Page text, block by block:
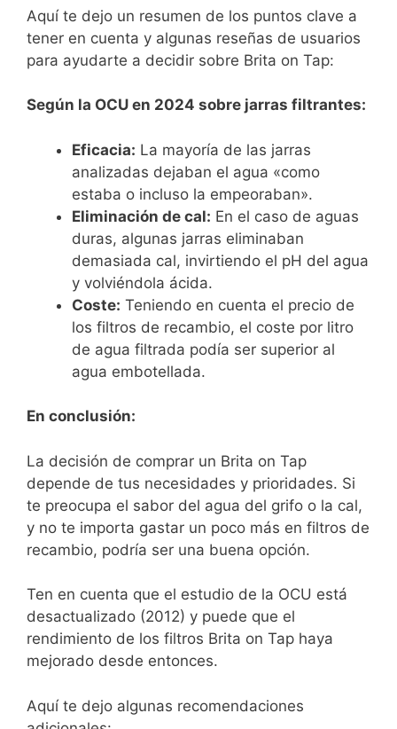
Aquí te dejo un resumen de los puntos clave a
tener en cuenta y algunas reseñas de usuarios
para ayudarte a decidir sobre Brita on Tap:
Según la OCU en 2024 sobre jarras filtrantes:
Eficacia: La mayoría de las jarras
analizadas dejaban el agua «como
estaba o incluso la empeoraban».
Eliminación de cal: En el caso de aguas
duras, algunas jarras eliminaban
demasiada cal, invirtiendo el pH del agua
y volviéndola ácida.
Coste: Teniendo en cuenta el precio de
los filtros de recambio, el coste por litro
de agua filtrada podía ser superior al
agua embotellada.
En conclusión:
La decisión de comprar un Brita on Tap
depende de tus necesidades y prioridades. Si
te preocupa el sabor del agua del grifo o la cal,
y no te importa gastar un poco más en filtros de
recambio, podría ser una buena opción.
Ten en cuenta que el estudio de la OCU está
desactualizado (2012) y puede que el
rendimiento de los filtros Brita on Tap haya
mejorado desde entonces.
Aquí te dejo algunas recomendaciones